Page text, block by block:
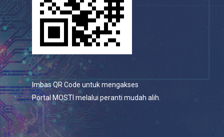
Imbas QR Code untuk mengakses
Portal MOSTI melalui peranti mudah alih.